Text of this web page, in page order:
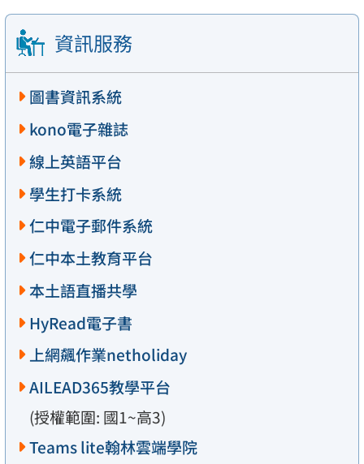
資訊服務
圖書資訊系統
kono電子雜誌
線上英語平台
學生打卡系統
仁中電子郵件系統
仁中本土教育平台
本土語直播共學
HyRead電子書
上網飆作業netholiday
AILEAD365教學平台
(授權範圍: 國1~高3)
Teams lite翰林雲端學院